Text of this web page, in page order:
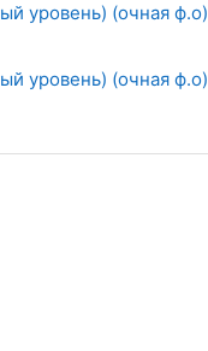
уровень) (очная ф.о)
уровень) (очная ф.о)